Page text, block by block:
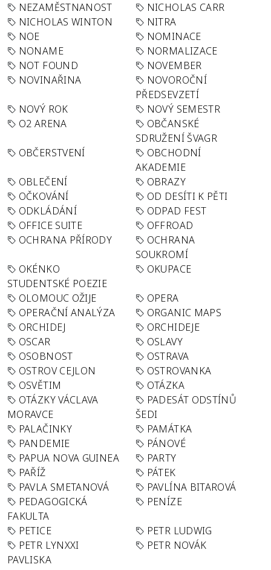
NEZAMĚSTNANOST
NICHOLAS CARR
NICHOLAS WINTON
NITRA
NOE
NOMINACE
NONAME
NORMALIZACE
NOT FOUND
NOVEMBER
NOVINAŘINA
NOVOROČNÍ
PŘEDSEVZETÍ
NOVÝ ROK
NOVÝ SEMESTR
O2 ARENA
OBČANSKÉ
SDRUŽENÍ ŠVAGR
OBČERSTVENÍ
OBCHODNÍ
AKADEMIE
OBLEČENÍ
OBRAZY
OČKOVÁNÍ
OD DESÍTI K PĚTI
ODKLÁDÁNÍ
ODPAD FEST
OFFICE SUITE
OFFROAD
OCHRANA PŘÍRODY
OCHRANA
SOUKROMÍ
OKÉNKO
STUDENTSKÉ POEZIE
OKUPACE
OLOMOUC OŽIJE
OPERA
OPERAČNÍ ANALÝZA
ORGANIC MAPS
ORCHIDEJ
ORCHIDEJE
OSCAR
OSLAVY
OSOBNOST
OSTRAVA
OSTROV CEJLON
OSTROVANKA
OSVĚTIM
OTÁZKA
OTÁZKY VÁCLAVA
MORAVCE
PADESÁT ODSTÍNŮ
ŠEDI
PALAČINKY
PAMÁTKA
PANDEMIE
PÁNOVÉ
PAPUA NOVA GUINEA
PARTY
PAŘÍŽ
PÁTEK
PAVLA SMETANOVÁ
PAVLÍNA BITAROVÁ
PEDAGOGICKÁ
FAKULTA
PENÍZE
PETICE
PETR LUDWIG
PETR LYNXXI
PAVLISKA
PETR NOVÁK